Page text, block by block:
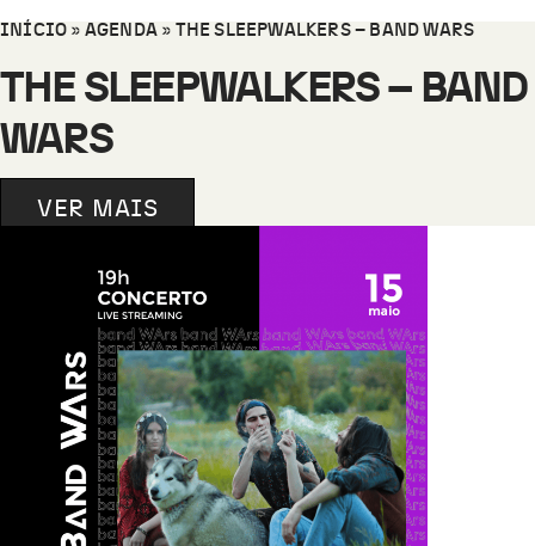
INÍCIO » AGENDA » THE SLEEPWALKERS – BAND WARS
THE SLEEPWALKERS – BAND
WARS
VER MAIS